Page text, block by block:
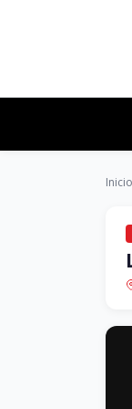
Inicio